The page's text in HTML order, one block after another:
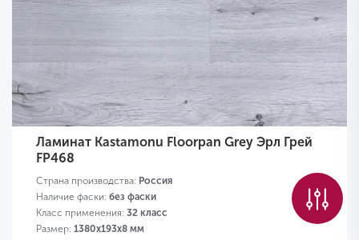
Ламинат Kastamonu Floorpan Grey Эрл Грей
FP468
Страна производства: Россия
Наличие фаски: без фаски
Класс применения: 32 класс
Размер: 1380х193х8 мм